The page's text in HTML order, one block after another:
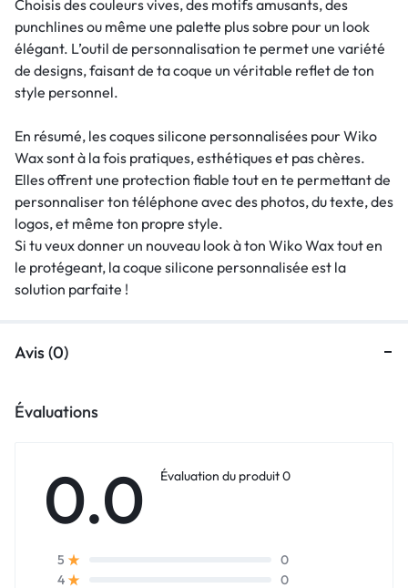
Choisis des couleurs vives, des motifs amusants, des
punchlines ou même une palette plus sobre pour un look
élégant. L’outil de personnalisation te permet une variété
de designs, faisant de ta coque un véritable reflet de ton
style personnel.
En résumé, les coques silicone personnalisées pour Wiko
Wax sont à la fois pratiques, esthétiques et pas chères.
Elles offrent une protection fiable tout en te permettant de
personnaliser ton téléphone avec des photos, du texte, des
logos, et même ton propre style.
Si tu veux donner un nouveau look à ton Wiko Wax tout en
le protégeant, la coque silicone personnalisée est la
solution parfaite !
Avis (0)
Évaluations
0.0 Évaluation du produit 0
5
0
4
0